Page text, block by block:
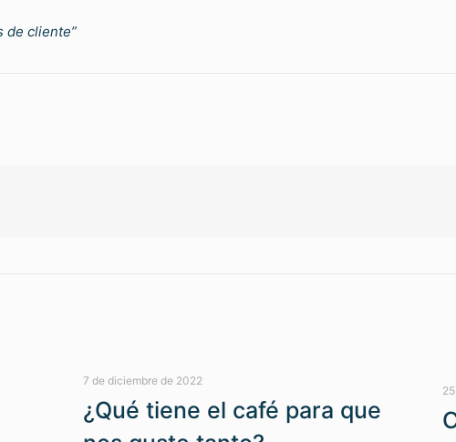
de cliente”
7 de diciembre de 2022
¿Qué tiene el café para que